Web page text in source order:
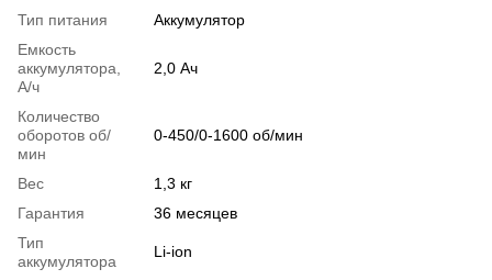
Тип питания
Аккумулятор
Емкость
аккумулятора,
А/ч
2,0 Ач
Количество
оборотов об/
мин
0-450/0-1600 об/мин
Вес
1,3 кг
Гарантия
36 месяцев
Тип
аккумулятора
Li-ion